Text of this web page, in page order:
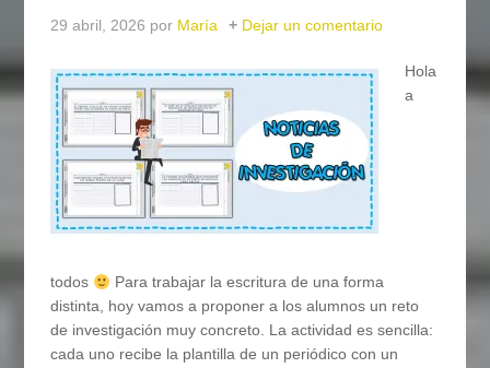
29 abril, 2026 por María Dejar un comentario
Hola
a
todos
Para trabajar la escritura de una forma
distinta, hoy vamos a proponer a los alumnos un reto
de investigación muy concreto. La actividad es sencilla:
cada uno recibe la plantilla de un periódico con un